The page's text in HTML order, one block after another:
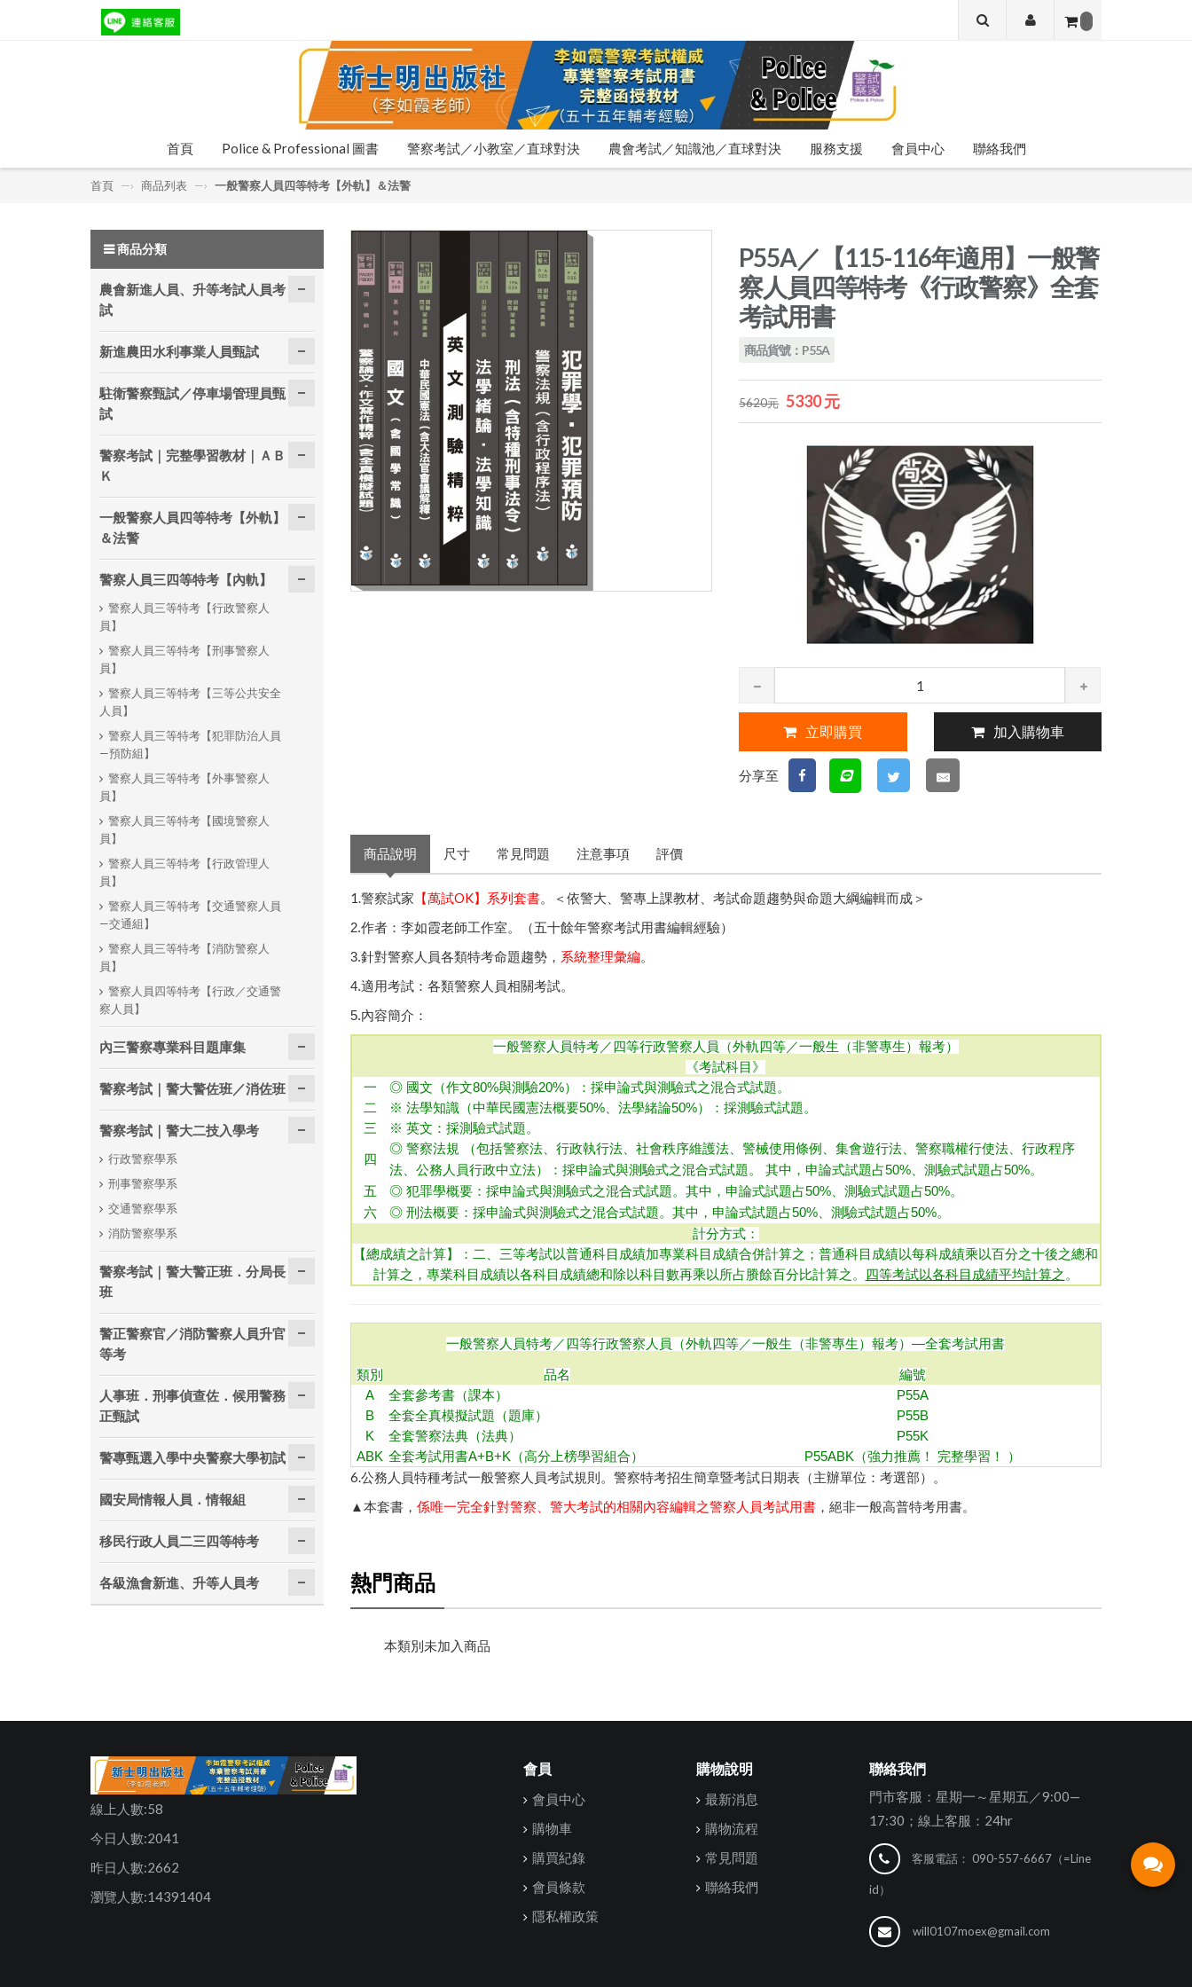
首頁 Police & Professional 圖書 警察考試／小教室／直球對決 農會考試／知識池／直球對決 服務支援 會員中心 聯絡我們
首頁 —› 商品列表 —› 一般警察人員四等特考【外軌】＆法警
P55A／【115-116年適用】一般警
察人員四等特考《行政警察》全套
考試用書
商品貨號：P55A
5620元 5330 元
立即購買 加入購物車
分享至
商品說明 尺寸 常見問題 注意事項 評價
1.警察試家 【萬試OK】系列套書。＜依警大、警專上課教材、考試命題趨勢與命題大綱編輯而成＞
2.作者：李如霞老師工作室。（五十餘年警察考試用書編輯經驗）
3.針對警察人員各類特考命題趨勢， 系統整理彙編。
4.適用考試：各類警察人員相關考試。
5.內容簡介：
一般警察人員特考／四等行政警察人員（外軌四等／一般生（非警專生）報考）
《考試科目》
一
◎ 國文（作文80%與測驗20%）：採申論式與測驗式之混合式試題 。
二
※ 法學知識（中華民國憲法概要50%、法學緒論50%）：採測驗式試題。
三
※ 英文：採測驗式試題。
四
◎ 警察法規 （包括警察法、行政執行法、社會秩序維護法、警械使用條例、集會遊行法、警察職權行使法、行政程序
法、公務人員行政中立法）：採申論式與測驗式之混合式試題。 其中，申論式試題占50%、測驗式試題占50%。
五
◎ 犯罪學概要：採申論式與測驗式之混合式試題。其中，申論式試題占50%、測驗式試題占50%。
六
◎ 刑法概要：採申論式與測驗式之混合式試題。其中，申論式試題占50%、測驗式試題占50%。
計分方式：
【總成績之計算】：二、三等考試以普通科目成績加專業科目成績合併計算之；普通科目成績以每科成績乘以百分之十後之總和
計算之，專業科目成績以各科目成績總和除以科目數再乘以所占賸餘百分比計算之。
四等考試以各科目成績平均計算之 。
一般警察人員特考／四等行政警察人員（外軌四等／一般生（非警專生）報考） —全套考試用書
類別 品名
編號
A
全套參考書（課本）
P55A
B
全套全真模擬試題（題庫） P55B
K
全套警察法典（法典）
P55K
ABK 全套考試用書A+B+K（高分上榜學習組合） P55ABK（強力推薦！ 完整學習！ ）
6.公務人員特種考試一般警察人員考試規則 。 警察特考招生簡章暨考試日期表（主辦單位：考選部）
。
▲本套書， 係唯一完全針對警察、警大考試的相關內容編輯之警察人員考試用書，絕非一般高普特考用書。
熱門商品
本類別未加入商品
商品分類
農會新進人員、升等考試人員考
試
新進農田水利事業人員甄試
駐衛警察甄試／停車場管理員甄
試
警察考試｜完整學習教材｜ＡＢ
Ｋ
一般警察人員四等特考【外軌】
＆法警
警察人員三四等特考【內軌】
警察人員三等特考【行政警察人
員】
警察人員三等特考【刑事警察人
員】
警察人員三等特考【三等公共安全
人員】
警察人員三等特考【犯罪防治人員
—預防組】
警察人員三等特考【外事警察人
員】
警察人員三等特考【國境警察人
員】
警察人員三等特考【行政管理人
員】
警察人員三等特考【交通警察人員
—交通組】
警察人員三等特考【消防警察人
員】
警察人員四等特考【行政／交通警
察人員】
內三警察專業科目題庫集
警察考試｜警大警佐班／消佐班
警察考試｜警大二技入學考
行政警察學系
刑事警察學系
交通警察學系
消防警察學系
警察考試｜警大警正班．分局長
班
警正警察官／消防警察人員升官
等考
人事班．刑事偵查佐．候用警務
正甄試
警專甄選入學中央警察大學初試
國安局情報人員．情報組
移民行政人員二三四等特考
各級漁會新進、升等人員考
線上人數:58
今日人數:2041
昨日人數:2662
瀏覽人數:14391404
會員
會員中心
購物車
購買紀錄
會員條款
隱私權政策
購物說明
最新消息
購物流程
常見問題
聯絡我們
聯絡我們
門市客服：星期一～星期五／9:00—
17:30；線上客服：24hr
客服電話： 090-557-6667（=Line
id）
will0107moex@gmail.com